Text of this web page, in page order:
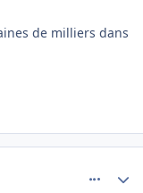
de milliers dans